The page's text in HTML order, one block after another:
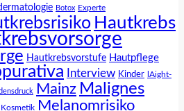
Botox Experte
Hautkrebs
Hautkrebsvorstufe Hautpflege
Interview Kinder lAight-
Mainz Malignes
Melanomrisiko